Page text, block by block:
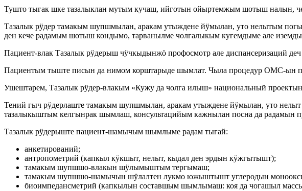
Тушто тыгак шке тазалыклан мутым кучаш, ийготын ойыртемжым шотыш налын,
Тазалык рӱдер тамакым шупшмылан, аракам утыждене йӱмылан, уто нелытым
ден кече радамым шотыш кондымо, тарванылме чолгалыкым кугемдыме але
Пациент-влак Тазалык рӱдерыш чӱчкыдынжӧ профосмотр але диспансеризаций
Пациентым тыште писын да нимом корштарыде шымлат. Чыла процедур ОМС-ын
Ушештарем, Тазалык рӱдер-влакым «Кужу да чолга илыш» национальный
Тений гыч рӱдерлаште тамакым шупшмылан, аракам утыждене йӱмылан, уто
тазалыкыштым келгынрак шымлаш, консультацийым кажнылан посна да радамын
Тазалык рӱдерыште пациент-шамычым шымлыме радам тыгай:
анкетирований;
антропометрий (капкыл кӱкшыт, нелыт, кыдал ден эрдын кӱжгытышт);
тамакым шупшшо-влакын шӱлымыштым тергымаш;
тамакым шупшшо-шамычын шӱлалтен лукмо южыштышт углеродын
биоимпедансметрий (капкылын составшым шымлымаш: коя да чогашыл